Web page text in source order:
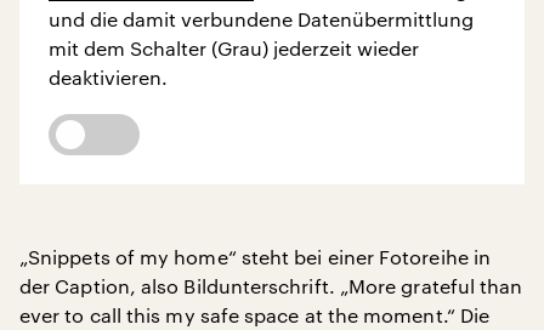
und die damit verbundene Datenübermittlung
mit dem Schalter (Grau) jederzeit wieder
deaktivieren.
„Snippets of my home“ steht bei einer Fotoreihe in
der Caption, also Bildunterschrift. „More grateful than
ever to call this my safe space at the moment.“ Die